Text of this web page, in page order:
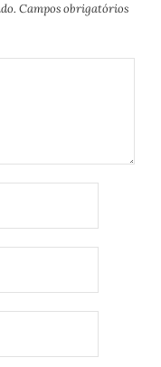
Campos obrigatórios